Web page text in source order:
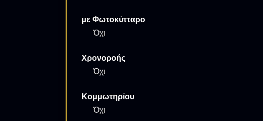
με Φωτοκύτταρο
Όχι
Χρονοροής
Όχι
Κομμωτηρίου
Όχι